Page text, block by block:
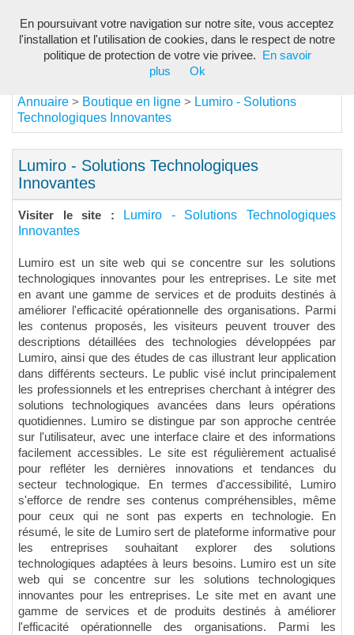
Annuaire > Boutique en ligne > Lumiro - Solutions
Technologiques Innovantes
Lumiro - Solutions Technologiques
Innovantes
Visiter le site :
Lumiro - Solutions Technologiques
Innovantes
Lumiro est un site web qui se concentre sur les solutions
technologiques innovantes pour les entreprises. Le site met
en avant une gamme de services et de produits destinés à
améliorer l'efficacité opérationnelle des organisations. Parmi
les contenus proposés, les visiteurs peuvent trouver des
descriptions détaillées des technologies développées par
Lumiro, ainsi que des études de cas illustrant leur application
dans différents secteurs. Le public visé inclut principalement
les professionnels et les entreprises cherchant à intégrer des
solutions technologiques avancées dans leurs opérations
quotidiennes. Lumiro se distingue par son approche centrée
sur l'utilisateur, avec une interface claire et des informations
facilement accessibles. Le site est régulièrement actualisé
pour refléter les dernières innovations et tendances du
secteur technologique. En termes d'accessibilité, Lumiro
s'efforce de rendre ses contenus compréhensibles, même
pour ceux qui ne sont pas experts en technologie. En
résumé, le site de Lumiro sert de plateforme informative pour
les entreprises souhaitant explorer des solutions
technologiques adaptées à leurs besoins. Lumiro est un site
web qui se concentre sur les solutions technologiques
innovantes pour les entreprises. Le site met en avant une
gamme de services et de produits destinés à améliorer
l'efficacité opérationnelle des organisations. Parmi les
En poursuivant votre navigation sur notre site, vous acceptez
l'installation et l'utilisation de cookies, dans le respect de notre
politique de protection de votre vie privee.
En savoir
plus
Ok